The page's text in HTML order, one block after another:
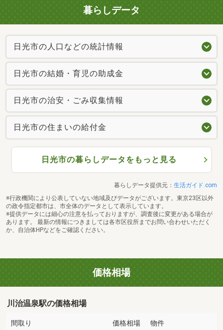
暮らしデータ
日光市の人口などの統計情報
日光市の結婚・育児の助成金
日光市の治安・ごみ収集情報
日光市の住まいの給付金
日光市の暮らしデータをもっと見る
暮らしデータ提供元： 生活ガイド.com
※行政機関により公表していない地域及びデータがございます。東京23区以外
の政令指定都市は、市全体のデータとして表示しています。
※提供データには細心の注意を払っておりますが、調査後に変更がある場合が
あります。 最新の情報につきましては各市区役所までお問い合わせいただく
か、自治体HPなどをご確認ください。
価格相場
川治温泉駅の価格相場
間取り 価格相場 物件